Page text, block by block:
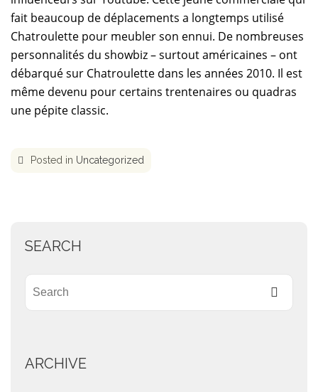
fait beaucoup de déplacements a longtemps utilisé
Chatroulette pour meubler son ennui. De nombreuses
personnalités du showbiz – surtout américaines – ont
débarqué sur Chatroulette dans les années 2010. Il est
même devenu pour certains trentenaires ou quadras
une pépite classic.
Posted in Uncategorized
SEARCH
ARCHIVE